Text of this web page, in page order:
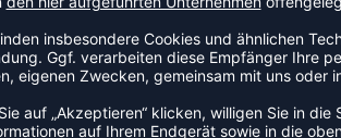
ZULETZT